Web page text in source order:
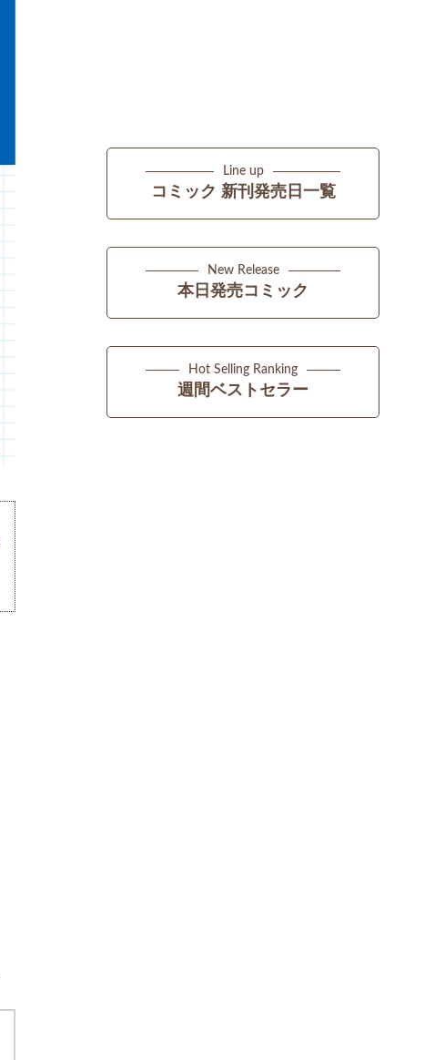
Line up
コミック 新刊発売日一覧
New Release
本日発売コミック
Hot Selling Ranking
週間ベストセラー